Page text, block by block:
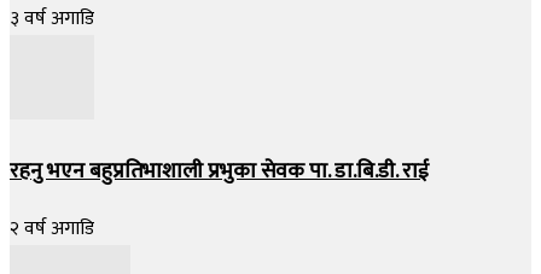
३ वर्ष अगाडि
रहनु भएन बहुप्रतिभाशाली प्रभुका सेवक पा. डा.बि.डी. राई
२ वर्ष अगाडि